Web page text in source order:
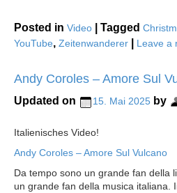
Posted in Video Tagged
YouTube, Zeitenwanderer Leave a
Andy Coroles – Amore Sul
Updated on 15. Mai 2025 by
Italienisches Video!
Andy Coroles – Amore Sul Vulcano
Da tempo sono un grande fan della
un grande fan della musica italiana.